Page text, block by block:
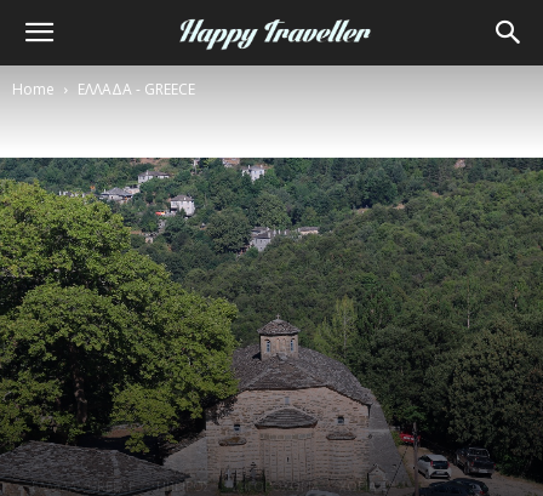
Home ΕΛΛΑΔΑ - GREECE
ΕΛΛΑΔΑ - GREECE ΗΠΕΙΡΟΣ ΖΑΓΟΡΟΧΩΡΙΑ ΧΩΡΙΑ